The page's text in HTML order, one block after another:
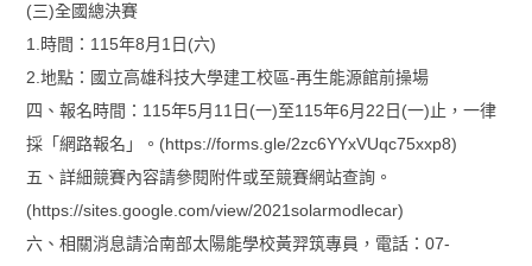
(三)全國總決賽
1.時間：115年8月1日(六)
2.地點：國立高雄科技大學建工校區-再生能源館前操場
四、報名時間：115年5月11日(一)至115年6月22日(一)止，一律
採「網路報名」。(https://forms.gle/2zc6YYxVUqc75xxp8)
五、詳細競賽內容請參閱附件或至競賽網站查詢。
(https://sites.google.com/view/2021solarmodlecar)
六、相關消息請洽南部太陽能學校黃羿筑專員，電話：07-